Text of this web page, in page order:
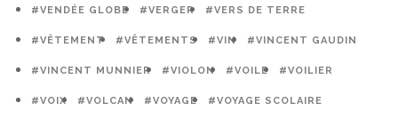
#VENDÉE GLOBE #VERGER #VERS DE TERRE
#VÊTEMENT #VÊTEMENTS #VIN #VINCENT GAUDIN
#VINCENT MUNNIER #VIOLON #VOILE #VOILIER
#VOIX #VOLCAN #VOYAGE #VOYAGE SCOLAIRE